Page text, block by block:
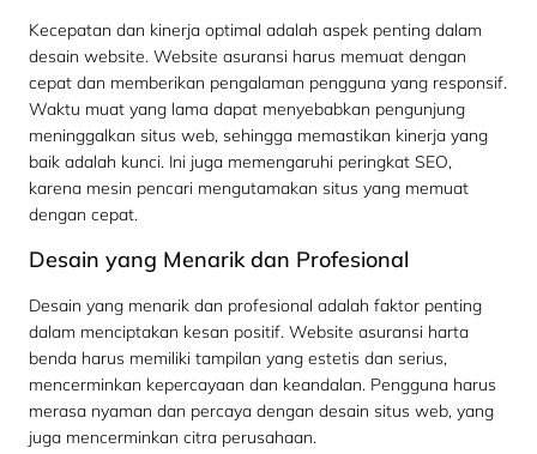
Kecepatan dan kinerja optimal adalah aspek penting dalam
desain website. Website asuransi harus memuat dengan
cepat dan memberikan pengalaman pengguna yang responsif.
Waktu muat yang lama dapat menyebabkan pengunjung
meninggalkan situs web, sehingga memastikan kinerja yang
baik adalah kunci. Ini juga memengaruhi peringkat SEO,
karena mesin pencari mengutamakan situs yang memuat
dengan cepat.
Desain yang Menarik dan Profesional
Desain yang menarik dan profesional adalah faktor penting
dalam menciptakan kesan positif. Website asuransi harta
benda harus memiliki tampilan yang estetis dan serius,
mencerminkan kepercayaan dan keandalan. Pengguna harus
merasa nyaman dan percaya dengan desain situs web, yang
juga mencerminkan citra perusahaan.